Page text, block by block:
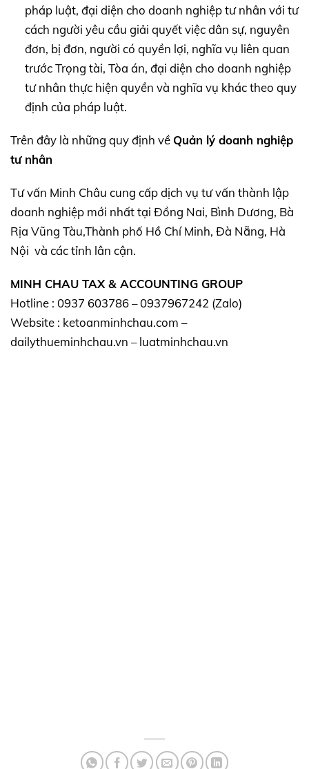
pháp luật, đại diện cho doanh nghiệp tư nhân với tư
cách người yêu cầu giải quyết việc dân sự, nguyên
đơn, bị đơn, người có quyền lợi, nghĩa vụ liên quan
trước Trọng tài, Tòa án, đại diện cho doanh nghiệp
tư nhân thực hiện quyền và nghĩa vụ khác theo quy
định của pháp luật.
Trên đây là những quy định về Quản lý doanh nghiệp
tư nhân
Tư vấn Minh Châu cung cấp dịch vụ tư vấn thành lập
doanh nghiệp mới nhất tại Đồng Nai, Bình Dương, Bà
Rịa Vũng Tàu,Thành phố Hồ Chí Minh, Đà Nẵng, Hà
Nội và các tỉnh lân cận.
MINH CHAU TAX & ACCOUNTING GROUP
Hotline : 0937 603786 – 0937967242 (Zalo)
Website : ketoanminhchau.com –
dailythueminhchau.vn – luatminhchau.vn